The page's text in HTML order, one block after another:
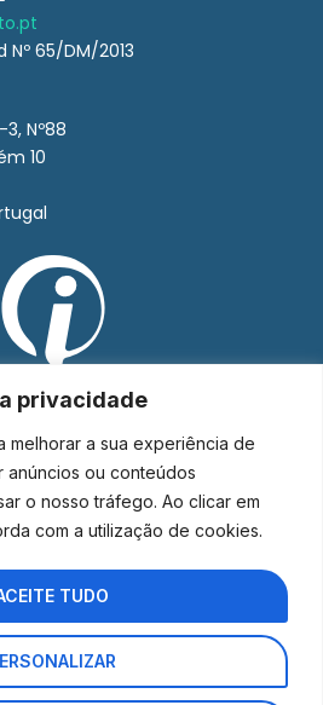
privacidade
melhorar a sua experiência de
ou conteúdos
o nosso tráfego. Ao clicar em
com a utilização de cookies.
TUDO
65/DM/2013
Nº88
10
os direitos reservados.